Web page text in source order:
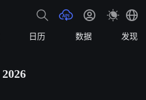
日历 数据 发现
2026